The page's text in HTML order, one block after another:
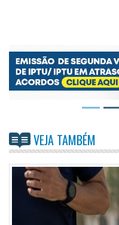
VEJA TAMBÉM